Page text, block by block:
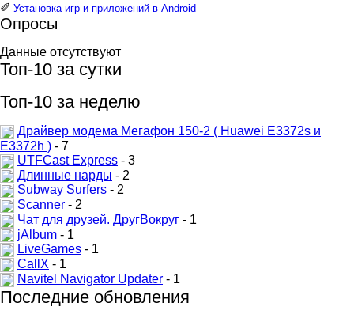
✐ Установка игр и приложений в Android
Опросы
Данные отсутствуют
Топ-10 за сутки
Топ-10 за неделю
Драйвер модема Мегафон 150-2 ( Huawei E3372s и
E3372h ) - 7
UTFCast Express - 3
Длинные нарды - 2
Subway Surfers - 2
Scanner - 2
Чат для друзей. ДругВокруг - 1
jAlbum - 1
LiveGames - 1
CallX - 1
Navitel Navigator Updater - 1
Последние обновления